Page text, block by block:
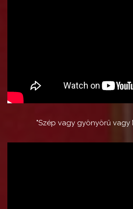
"Szép vagy gyönyörű vagy